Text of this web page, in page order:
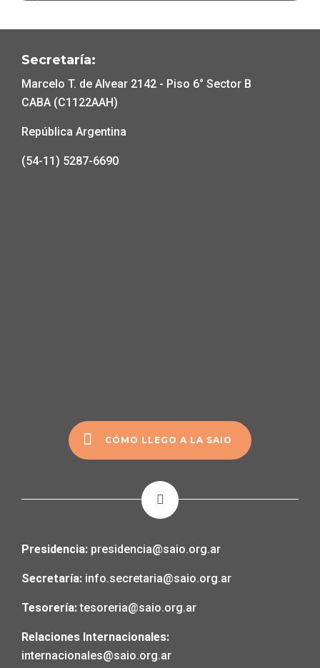
Secretaría:
Marcelo T. de Alvear 2142 - Piso 6° Sector B
CABA (C1122AAH)
República Argentina
(54-11) 5287-6690
CÓMO LLEGO A LA SAIO
Presidencia: presidencia@saio.org.ar
Secretaría: info.secretaria@saio.org.ar
Tesorería:tesoreria@saio.org.ar
Relaciones Internacionales:
internacionales@saio.org.ar